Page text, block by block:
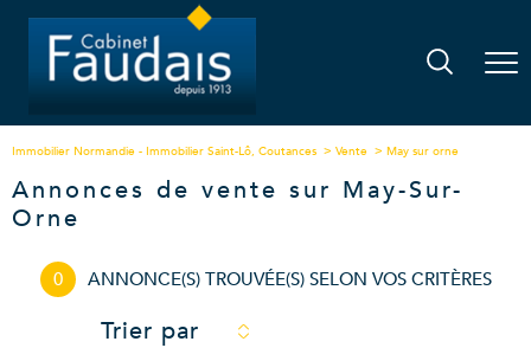
Immobilier Normandie - Immobilier Saint-Lô, Coutances Vente May sur orne
Annonces de vente sur May-Sur-
Orne
0 ANNONCE(S) TROUVÉE(S) SELON VOS CRITÈRES
Trier par